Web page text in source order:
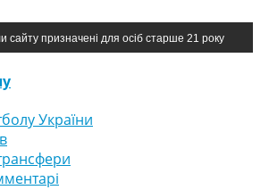
сайту призначені для осіб старше 21 року
України